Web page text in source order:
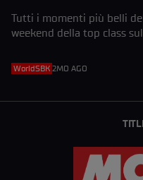
Tutti i momenti più belli
weekend della top class
WorldSBK 2MO AGO